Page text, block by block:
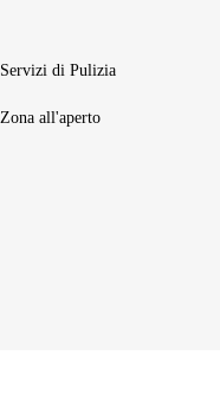
Servizi di Pulizia
Zona all'aperto